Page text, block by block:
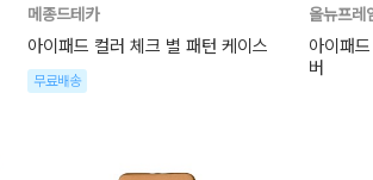
메종드테카
아이패드 컬러 체크 별 패턴 케이스
무료배송
올뉴프레
아이패
버